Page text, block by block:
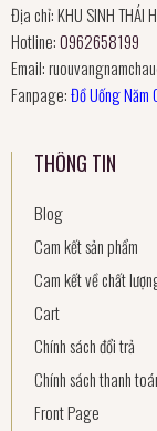
Địa chỉ: KHU SINH THÁI
Hotline:0962658199
Email:
Fanpage:Đồ Uống Năm
THÔNG TIN
Blog
Cam kết sản phẩm
Cam kết về chất
Cart
Chính sách đổi trả
Chính sách thanh
Front Page